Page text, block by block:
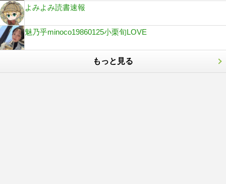
よみよみ読書速報
魅乃乎minoco19860125小栗旬LOVE
もっと見る